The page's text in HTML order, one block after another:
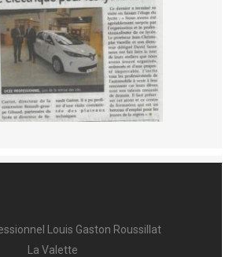
Louis Gaston Roussillat
La Valette